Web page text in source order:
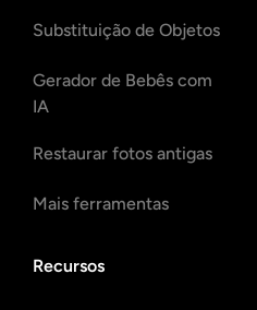
Substituição de Objetos
Gerador de Bebês com
IA
Restaurar fotos antigas
Mais ferramentas
Recursos